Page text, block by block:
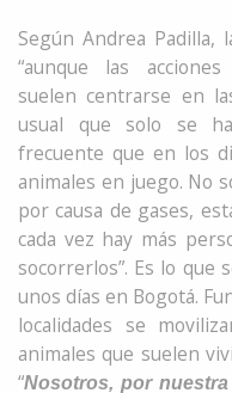
Según Andrea Padilla,
“aunque las
suelen centrarse en
usual que solo se
frecuente que en los
animales en juego. No
por causa de gases,
cada vez hay más
socorrerlos”. Es lo que
unos días en Bogotá.
localidades se
animales que suelen
“Nosotros, por